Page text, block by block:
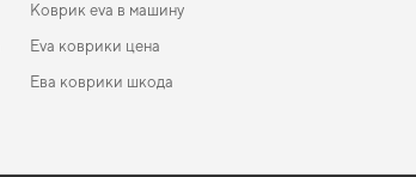
Коврик eva в машину
Eva коврики цена
Ева коврики шкода